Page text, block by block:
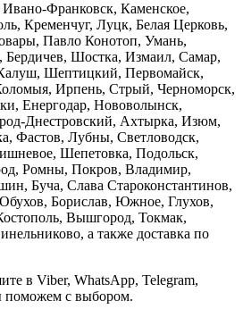
Франковск, Каменское,
Кременчуг, Луцк, Белая Церковь,
Павло Конотоп, Умань,
Бердичев, Шостка, Измаил, Самар,
Шептицкий, Первомайск,
Ирпень, Стрый, Черноморск,
Енергодар, Нововолынск,
Днестровский, Ахтырка, Изюм,
Фастов, Лубны, Светловодск,
Шепетовка, Подольск,
Ромны, Покров, Владимир,
Буча, Слава Староконстантинов,
Борислав, Южное, Глухов,
Вышгород, Токмак,
а также доставка по
в Viber, WhatsApp, Telegram,
поможем с выбором.